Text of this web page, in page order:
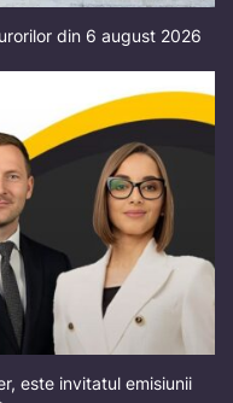
din 6 august 2026
este invitatul emisiunii